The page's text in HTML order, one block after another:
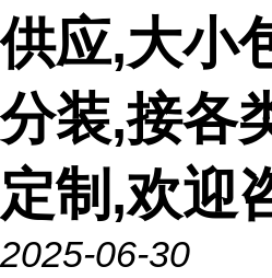
供应,大小
分装,接各
定制,欢迎
2025-06-30